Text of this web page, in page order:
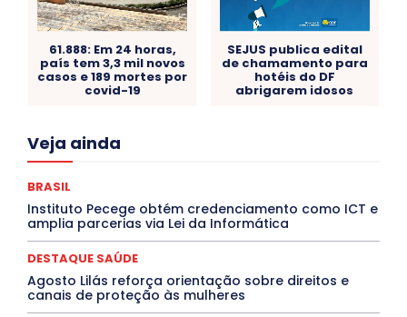
61.888: Em 24 horas,
país tem 3,3 mil novos
casos e 189 mortes por
covid-19
SEJUS publica edital
de chamamento para
hotéis do DF
abrigarem idosos
Veja ainda
Acre
Congressuanas & Esplanadumas
Crônica Política
Cultura e Tal
DANÇA Dengue
Denuncia
DESTAQUE BRASIL
DESTAQUE DF
DESTAQUE SAÚDE
DESTAQUES OUTROS
ELEIÇÕES
EMPREGO E OPORTUNIDADES
ENTORNO
Especial
Espírito Santo
BRASIL
Instituto Pecege obtém credenciamento como ICT e
amplia parcerias via Lei da Informática
DESTAQUE SAÚDE
Agosto Lilás reforça orientação sobre direitos e
canais de proteção às mulheres